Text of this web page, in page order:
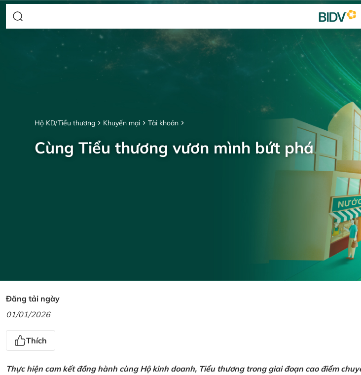
Hộ KD/Tiểu thương Khuyến mại Tài khoản
Cùng Tiểu thương vươn mình bứt phá
Đăng tải ngày
01/01/2026
Thích
Thực hiện cam kết đồng hành cùng Hộ kinh doanh, Tiểu thương trong giai đoạn cao điểm